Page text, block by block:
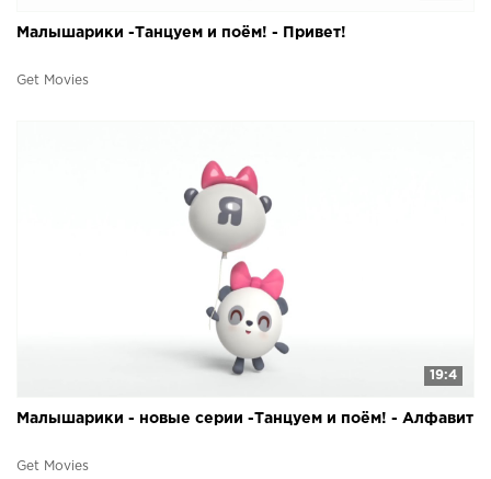
Малышарики -Танцуем и поём! - Привет!
Get Movies
19:4
Малышарики - новые серии -Танцуем и поём! - Алфавит
Get Movies